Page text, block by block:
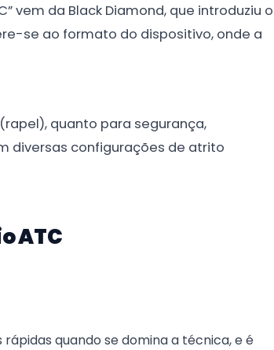
vem da Black Diamond, que introduziu o
se ao formato do dispositivo, onde a
quanto para segurança,
diversas configurações de atrito
ATC
quando se domina a técnica, e é